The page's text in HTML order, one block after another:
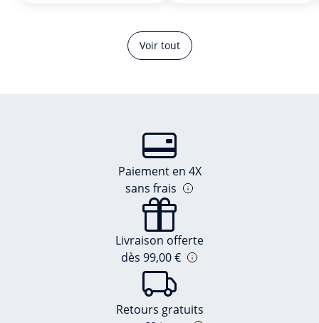
Voir tout
Paiement en 4X
sans frais
Livraison offerte
dès 99,00 €
Retours gratuits